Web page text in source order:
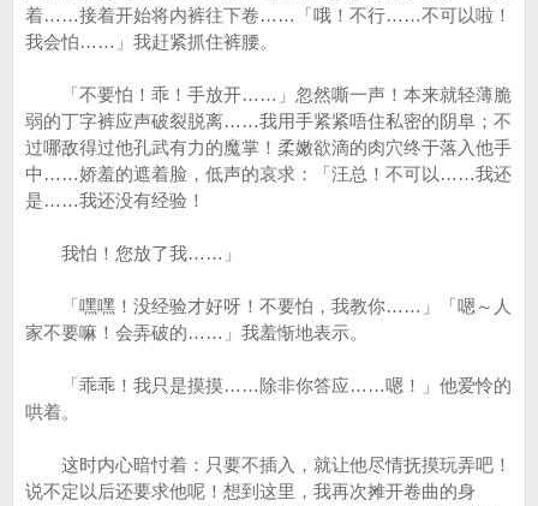
着……接着开始将内裤往下卷……「哦！不行……不可以啦！
我会怕……」我赶紧抓住裤腰。
「不要怕！乖！手放开……」忽然嘶一声！本来就轻薄脆
弱的丁字裤应声破裂脱离……我用手紧紧唔住私密的阴阜；不
过哪敌得过他孔武有力的魔掌！柔嫩欲滴的肉穴终于落入他手
中……娇羞的遮着脸，低声的哀求：「汪总！不可以……我还
是……我还没有经验！
我怕！您放了我……」
「嘿嘿！没经验才好呀！不要怕，我教你……」「嗯～人
家不要嘛！会弄破的……」我羞惭地表示。
「乖乖！我只是摸摸……除非你答应……嗯！」他爱怜的
哄着。
这时内心暗忖着：只要不插入，就让他尽情抚摸玩弄吧！
说不定以后还要求他呢！想到这里，我再次摊开卷曲的身